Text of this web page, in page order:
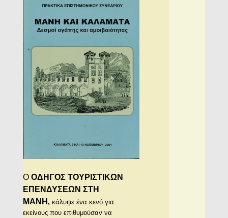
Ο ΟΔΗΓΟΣ ΤΟΥΡΙΣΤΙΚΩΝ
ΕΠΕΝΔΥΣΕΩΝ ΣΤΗ
ΜΑΝΗ , κάλυψε ένα κενό για
εκείνους που επιθυμούσαν να